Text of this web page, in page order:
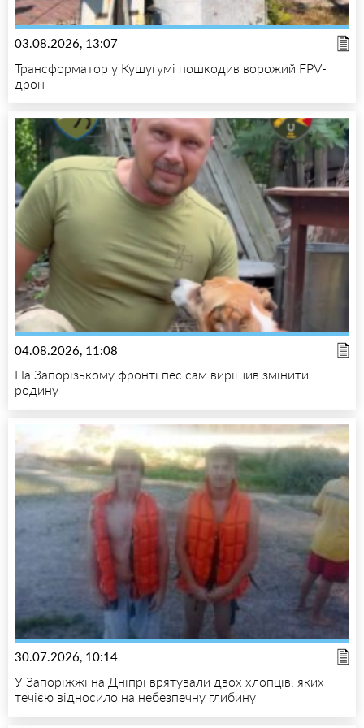
03.08.2026, 13:07
Трансформатор у Кушугумі пошкодив ворожий FPV-
дрон
04.08.2026, 11:08
На Запорізькому фронті пес сам вирішив змінити
родину
30.07.2026, 10:14
У Запоріжжі на Дніпрі врятували двох хлопців, яких
течією відносило на небезпечну глибину